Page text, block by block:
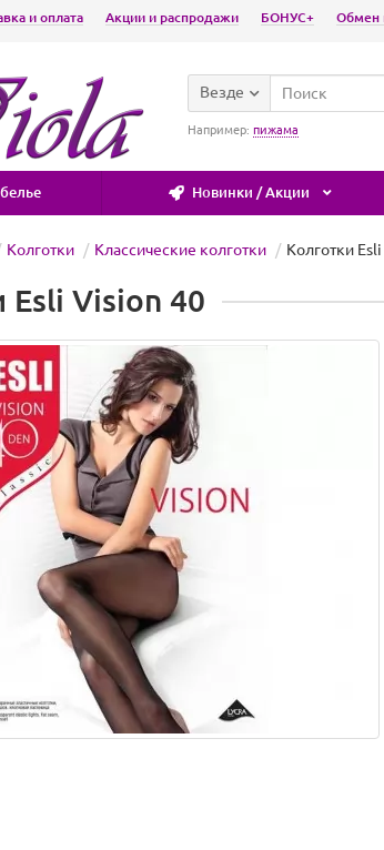
и оплата Акции и распродажи БОНУС+ Обмен
Везде
Например: пижама
Новинки / Акции
Колготки Классические колготки Колготки
Esli Vision 40